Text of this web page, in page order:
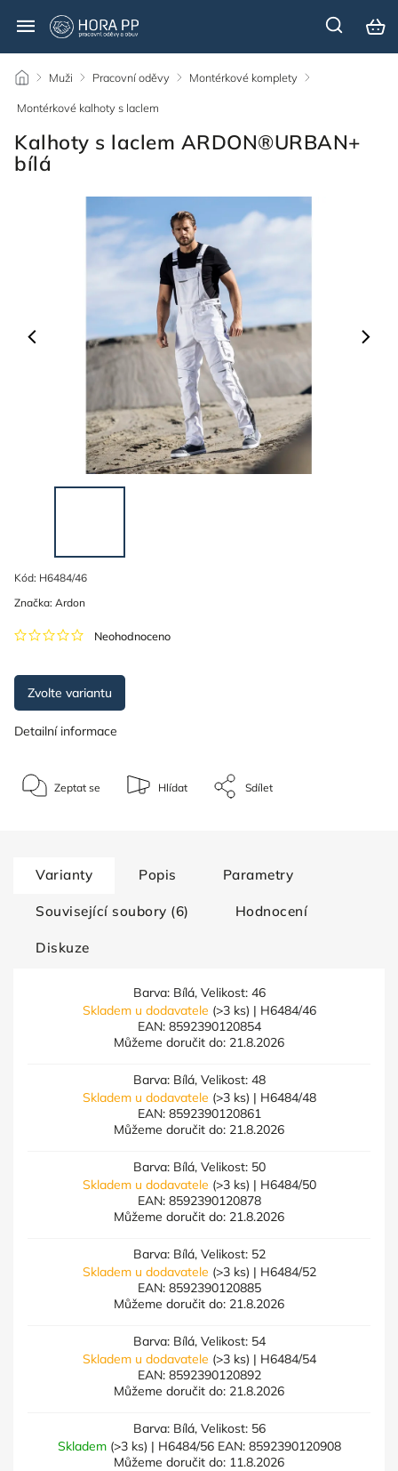
/ Muži / Pracovní oděvy / Montérkové komplety /
Montérkové kalhoty s laclem
Kalhoty s laclem ARDON®URBAN+
bílá
Kód: H6484/46
Neohodnoceno
Značka: Ardon
Zvolte variantu
Detailní informace
Zeptat se Hlídat Sdílet
Varianty Popis Parametry
Související soubory (6) Hodnocení
Diskuze
Barva: Bílá, Velikost: 46
Skladem u dodavatele (>3 ks) | H6484/46
EAN: 8592390120854
Můžeme doručit do: 21.8.2026
Barva: Bílá, Velikost: 48
Skladem u dodavatele (>3 ks) | H6484/48
EAN: 8592390120861
Můžeme doručit do: 21.8.2026
Barva: Bílá, Velikost: 50
Skladem u dodavatele (>3 ks) | H6484/50
EAN: 8592390120878
Můžeme doručit do: 21.8.2026
Barva: Bílá, Velikost: 52
Skladem u dodavatele (>3 ks) | H6484/52
EAN: 8592390120885
Můžeme doručit do: 21.8.2026
Barva: Bílá, Velikost: 54
Skladem u dodavatele (>3 ks) | H6484/54
EAN: 8592390120892
Můžeme doručit do: 21.8.2026
Barva: Bílá, Velikost: 56
Skladem (>3 ks) | H6484/56 EAN: 8592390120908
Můžeme doručit do: 11.8.2026